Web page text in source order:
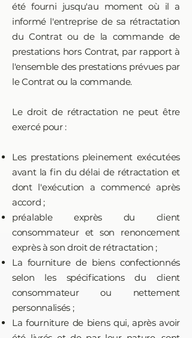
été fourni jusqu'au moment où il a
informé l'entreprise de sa rétractation
du Contrat ou de la commande de
prestations hors Contrat, par rapport à
l'ensemble des prestations prévues par
le Contrat ou la commande.
Le droit de rétractation ne peut être
exercé pour :
Les prestations pleinement exécutées
avant la fin du délai de rétractation et
dont l'exécution a commencé après
accord ;
préalable exprès du client
consommateur et son renoncement
exprès à son droit de rétractation ;
La fourniture de biens confectionnés
selon les spécifications du client
consommateur ou nettement
personnalisés ;
La fourniture de biens qui, après avoir